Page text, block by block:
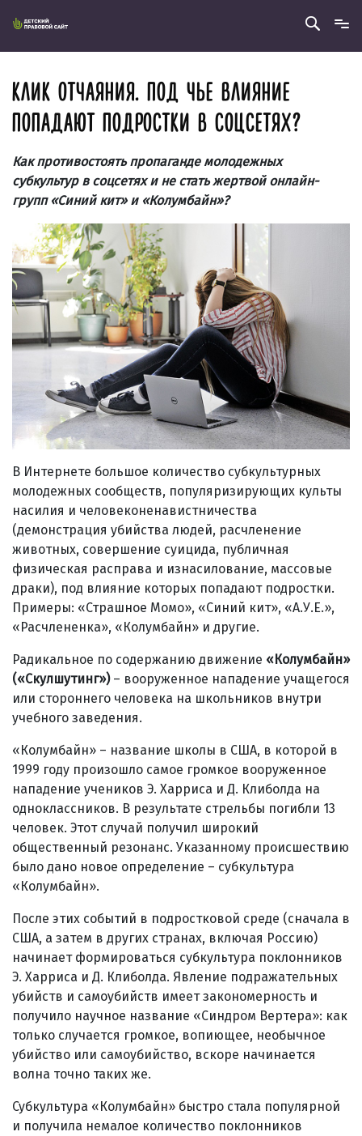
КЛИК ОТЧАЯНИЯ. ПОД ЧЬЕ ВЛИЯНИЕ
ПОПАДАЮТ ПОДРОСТКИ В СОЦСЕТЯХ?
Как противостоять пропаганде молодежных
субкультур в соцсетях и не стать жертвой онлайн-
групп «Синий кит» и «Колумбайн»?
В Интернете большое количество субкультурных
молодежных сообществ, популяризирующих культы
насилия и человеконенавистничества
(демонстрация убийства людей, расчленение
животных, совершение суицида, публичная
физическая расправа и изнасилование, массовые
драки), под влияние которых попадают подростки.
Примеры: «Страшное Момо», «Синий кит», «А.У.Е.»,
«Расчлененка», «Колумбайн» и другие.
Радикальное по содержанию движение «Колумбайн»
(«Скулшутинг»)– вооруженное нападение учащегося
или стороннего человека на школьников внутри
учебного заведения.
«Колумбайн» – название школы в США, в которой в
1999 году произошло самое громкое вооруженное
нападение учеников Э. Харриса и Д. Клиболда на
одноклассников. В результате стрельбы погибли 13
человек. Этот случай получил широкий
общественный резонанс. Указанному происшествию
было дано новое определение – субкультура
«Колумбайн».
После этих событий в подростковой среде (сначала в
США, а затем в других странах, включая Россию)
начинает формироваться субкультура поклонников
Э. Харриса и Д. Клиболда. Явление подражательных
убийств и самоубийств имеет закономерность и
получило научное название «Синдром Вертера»: как
только случается громкое, вопиющее, необычное
убийство или самоубийство, вскоре начинается
волна точно таких же.
Субкультура «Колумбайн» быстро стала популярной
и получила немалое количество поклонников